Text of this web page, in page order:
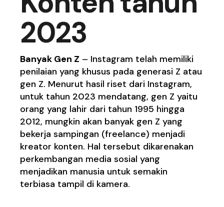
2023
Banyak Gen Z – Instagram telah memiliki
penilaian yang khusus pada generasi Z atau
gen Z. Menurut hasil riset dari Instagram,
untuk tahun 2023 mendatang, gen Z yaitu
orang yang lahir dari tahun 1995 hingga
2012, mungkin akan banyak gen Z yang
bekerja sampingan (freelance) menjadi
kreator konten. Hal tersebut dikarenakan
perkembangan media sosial yang
menjadikan manusia untuk semakin
terbiasa tampil di kamera.